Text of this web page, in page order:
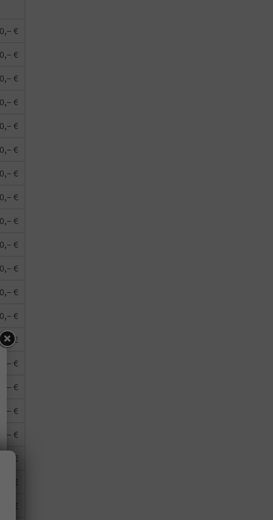
€
€
€
€
€
€
€
€
€
€
€
€
€
€
€
€
€
€
€
€
€